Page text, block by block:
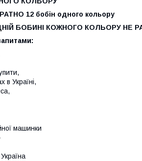
12 бобін одного кольору
БОБИНІ КОЖНОГО КОЛЬОРУ НЕ
в Україні,
машинки